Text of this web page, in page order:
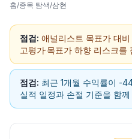
홈/종목 탐색/삼현
점검: 애널리스트 목표가 대
고평가·목표가 하향 리스크를
점검: 최근 1개월 수익률이 -
실적 일정과 손절 기준을 함